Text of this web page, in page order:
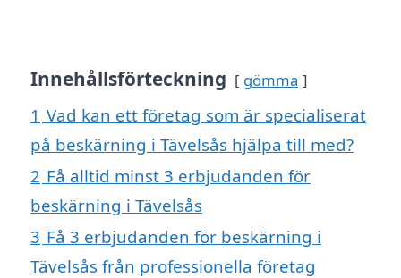
Innehållsförteckning gömma
1 Vad kan ett företag som är specialiserat
på beskärning i Tävelsås hjälpa till med?
2 Få alltid minst 3 erbjudanden för
beskärning i Tävelsås
3 Få 3 erbjudanden för beskärning i
Tävelsås från professionella företag